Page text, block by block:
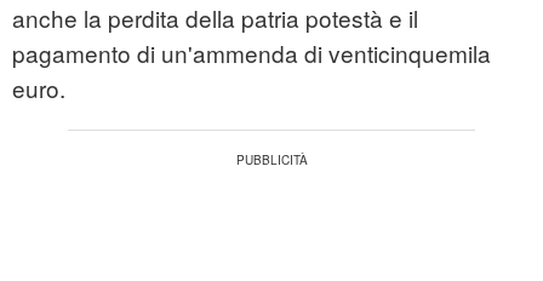
anche la perdita della patria potestà e il
pagamento di un'ammenda di venticinquemila
euro.